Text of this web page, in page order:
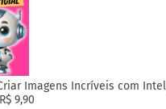
Imagens Incríveis com
9,90